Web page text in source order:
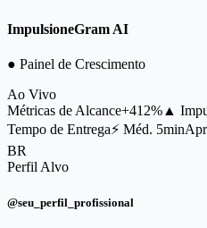
ImpulsioneGram AI
● Painel de Crescimento
Ao Vivo
Métricas de Alcance+412% ▲
Tempo de Entrega⚡ Méd. 5min
BR
Perfil Alvo
@seu_perfil_profissional